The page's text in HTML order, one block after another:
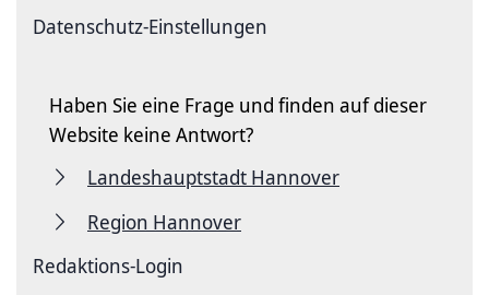
Datenschutz-Einstellungen
Haben Sie eine Frage und finden auf dieser
Website keine Antwort?
Landeshauptstadt Hannover
Region Hannover
Redaktions-Login